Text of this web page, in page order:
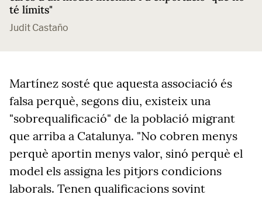
té límits"
Judit Castaño
Martínez sosté que aquesta associació és
falsa perquè, segons diu, existeix una
"sobrequalificació" de la població migrant
que arriba a Catalunya. "No cobren menys
perquè aportin menys valor, sinó perquè el
model els assigna les pitjors condicions
laborals. Tenen qualificacions sovint